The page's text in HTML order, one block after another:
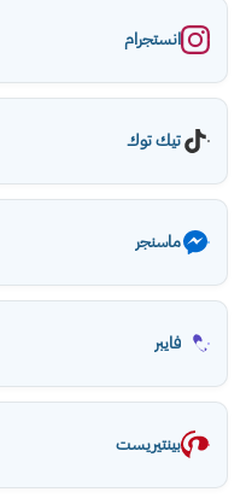
انستجرام
تيك توك
ماسنجر
فايبر
بينتيريست